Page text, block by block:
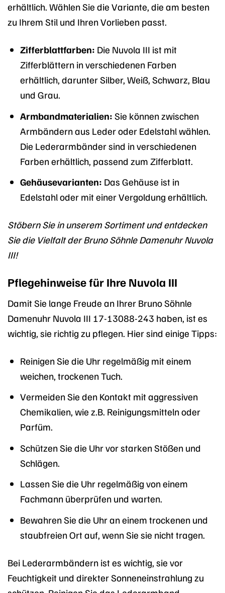
erhältlich. Wählen Sie die Variante, die am besten
zu Ihrem Stil und Ihren Vorlieben passt.
Zifferblattfarben: Die Nuvola III ist mit
Zifferblättern in verschiedenen Farben
erhältlich, darunter Silber, Weiß, Schwarz, Blau
und Grau.
Armbandmaterialien: Sie können zwischen
Armbändern aus Leder oder Edelstahl wählen.
Die Lederarmbänder sind in verschiedenen
Farben erhältlich, passend zum Zifferblatt.
Gehäusevarianten: Das Gehäuse ist in
Edelstahl oder mit einer Vergoldung erhältlich.
Stöbern Sie in unserem Sortiment und entdecken
Sie die Vielfalt der Bruno Söhnle Damenuhr Nuvola
III!
Pflegehinweise für Ihre Nuvola III
Damit Sie lange Freude an Ihrer Bruno Söhnle
Damenuhr Nuvola III 17-13088-243 haben, ist es
wichtig, sie richtig zu pflegen. Hier sind einige Tipps:
Reinigen Sie die Uhr regelmäßig mit einem
weichen, trockenen Tuch.
Vermeiden Sie den Kontakt mit aggressiven
Chemikalien, wie z.B. Reinigungsmitteln oder
Parfüm.
Schützen Sie die Uhr vor starken Stößen und
Schlägen.
Lassen Sie die Uhr regelmäßig von einem
Fachmann überprüfen und warten.
Bewahren Sie die Uhr an einem trockenen und
staubfreien Ort auf, wenn Sie sie nicht tragen.
Bei Lederarmbändern ist es wichtig, sie vor
Feuchtigkeit und direkter Sonneneinstrahlung zu